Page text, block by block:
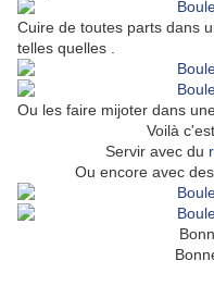
Cuire de toutes parts dans
telles quelles .
Ou les faire mijoter dans
Voilà
Servir avec du
Ou encore avec